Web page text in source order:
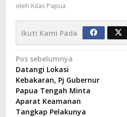
oleh Kilas Papua
Ikuti Kami Pada
Navigasi
pos
Pos sebelumnya
Datangi Lokasi
Kebakaran, Pj Gubernur
Papua Tengah Minta
Aparat Keamanan
Tangkap Pelakunya